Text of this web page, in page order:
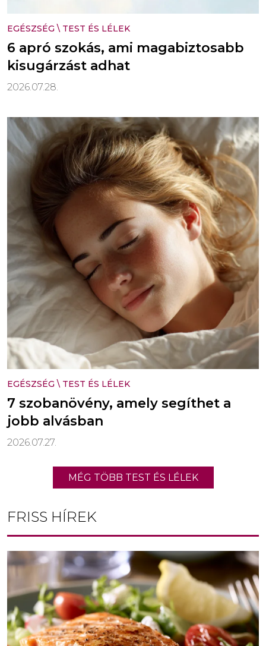
EGÉSZSÉG \ TEST ÉS LÉLEK
6 apró szokás, ami magabiztosabb
kisugárzást adhat
2026.07.28.
EGÉSZSÉG \ TEST ÉS LÉLEK
7 szobanövény, amely segíthet a
jobb alvásban
2026.07.27.
MÉG TÖBB TEST ÉS LÉLEK
FRISS HÍREK